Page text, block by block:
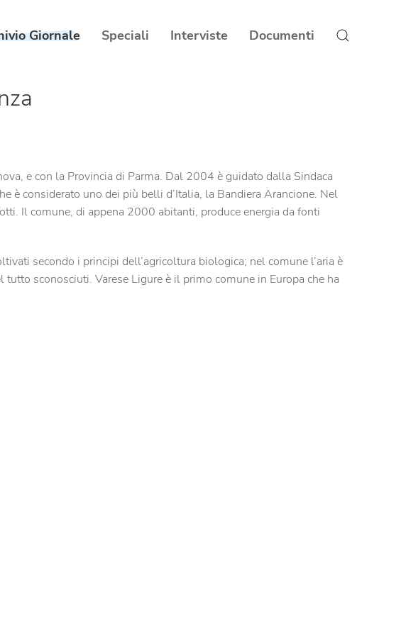
Giornale Speciali Interviste Documenti
e con la Provincia di Parma. Dal 2004 è guidato dalla Sindaca
è considerato uno dei più belli d’Italia, la Bandiera Arancione. Nel
Il comune, di appena 2000 abitanti, produce energia da fonti
secondo i principi dell’agricoltura biologica; nel comune l’aria è
sconosciuti. Varese Ligure è il primo comune in Europa che ha